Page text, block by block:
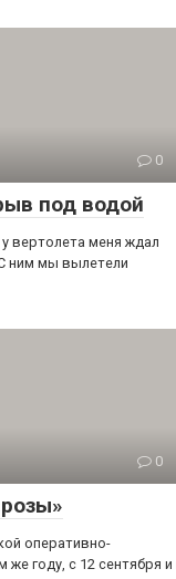
0
под водой
вертолета меня ждал
ним мы вылетели
0
оперативно-
году, с 12 сентября и